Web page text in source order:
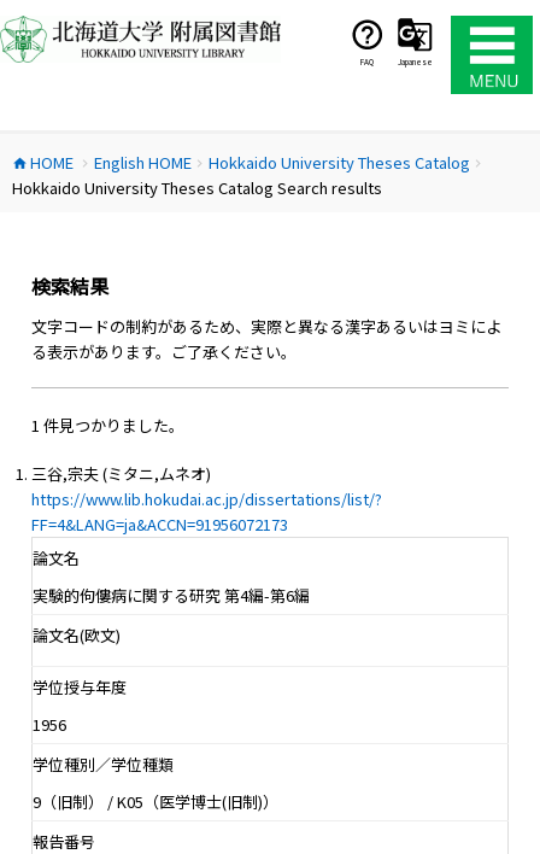
ン
テ
ス
キ
FAQ Japanese
home HOME chevron_right English HOMEchevron_right Hokkaido University Theses Catalog chevron_right
Hokkaido University Theses Catalog Search results
検索結果
文字コードの制約があるため、実際と異なる漢字あるいはヨミによ
る表示があります。ご了承ください。
1 件見つかりました。
三谷,宗夫 (ミタニ,ムネオ)
https://www.lib.hokudai.ac.jp/dissertations/list/?
FF=4&LANG=ja&ACCN=91956072173
論文名
実験的佝僂病に関する研究 第4編-第6編
論文名(欧文)
学位授与年度
1956
学位種別／学位種類
9（旧制） / K05（医学博士(旧制)）
報告番号